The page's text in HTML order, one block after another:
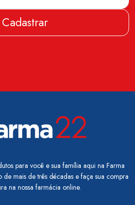
Cadastrar
para você e sua família aqui na Farma
mais de três décadas e faça sua compra
na nossa farmácia online.